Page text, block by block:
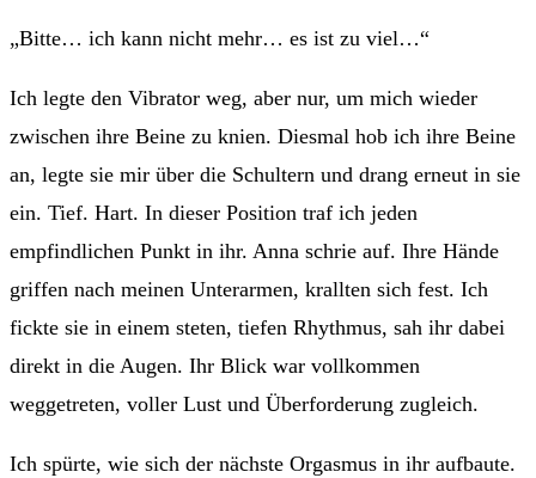
„Bitte… ich kann nicht mehr… es ist zu viel…“
Ich legte den Vibrator weg, aber nur, um mich wieder
zwischen ihre Beine zu knien. Diesmal hob ich ihre Beine
an, legte sie mir über die Schultern und drang erneut in sie
ein. Tief. Hart. In dieser Position traf ich jeden
empfindlichen Punkt in ihr. Anna schrie auf. Ihre Hände
griffen nach meinen Unterarmen, krallten sich fest. Ich
fickte sie in einem steten, tiefen Rhythmus, sah ihr dabei
direkt in die Augen. Ihr Blick war vollkommen
weggetreten, voller Lust und Überforderung zugleich.
Ich spürte, wie sich der nächste Orgasmus in ihr aufbaute.